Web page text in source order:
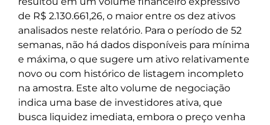
de R$ 2.130.661,26, o maior entre os dez ativos
analisados neste relatório. Para o período de 52
semanas, não há dados disponíveis para mínima
e máxima, o que sugere um ativo relativamente
novo ou com histórico de listagem incompleto
na amostra. Este alto volume de negociação
indica uma base de investidores ativa, que
busca liquidez imediata, embora o preço venha